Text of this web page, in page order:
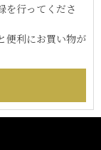
を行ってくださ
便利にお買い物が